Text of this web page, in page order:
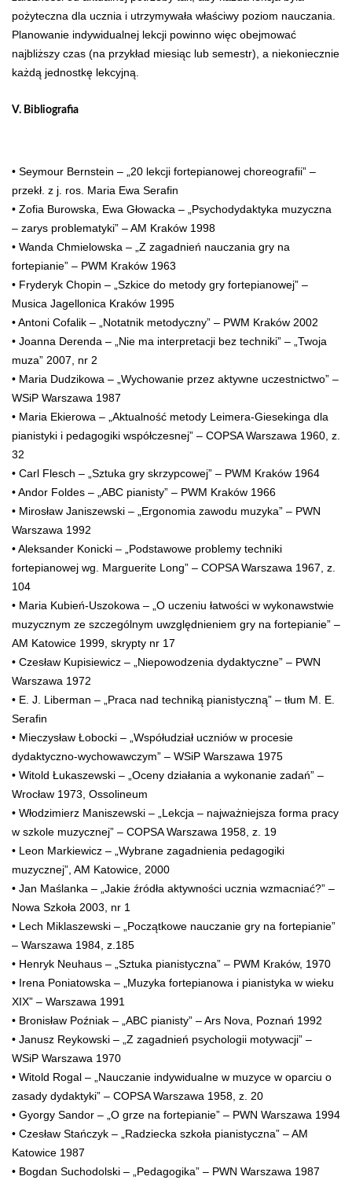
pożyteczna dla ucznia i utrzymywała właściwy poziom nauczania.
Planowanie indywidualnej lekcji powinno więc obejmować
najbliższy czas (na przykład miesiąc lub semestr), a niekoniecznie
każdą jednostkę lekcyjną.
V. Bibliografia
• Seymour Bernstein – „20 lekcji fortepianowej choreografii” –
przekł. z j. ros. Maria Ewa Serafin
• Zofia Burowska, Ewa Głowacka – „Psychodydaktyka muzyczna
– zarys problematyki” – AM Kraków 1998
• Wanda Chmielowska – „Z zagadnień nauczania gry na
fortepianie” – PWM Kraków 1963
• Fryderyk Chopin – „Szkice do metody gry fortepianowej” –
Musica Jagellonica Kraków 1995
• Antoni Cofalik – „Notatnik metodyczny” – PWM Kraków 2002
• Joanna Derenda – „Nie ma interpretacji bez techniki” – „Twoja
muza” 2007, nr 2
• Maria Dudzikowa – „Wychowanie przez aktywne uczestnictwo” –
WSiP Warszawa 1987
• Maria Ekierowa – „Aktualność metody Leimera-Giesekinga dla
pianistyki i pedagogiki współczesnej” – COPSA Warszawa 1960, z.
32
• Carl Flesch – „Sztuka gry skrzypcowej” – PWM Kraków 1964
• Andor Foldes – „ABC pianisty” – PWM Kraków 1966
• Mirosław Janiszewski – „Ergonomia zawodu muzyka” – PWN
Warszawa 1992
• Aleksander Konicki – „Podstawowe problemy techniki
fortepianowej wg. Marguerite Long” – COPSA Warszawa 1967, z.
104
• Maria Kubień-Uszokowa – „O uczeniu łatwości w wykonawstwie
muzycznym ze szczególnym uwzględnieniem gry na fortepianie” –
AM Katowice 1999, skrypty nr 17
• Czesław Kupisiewicz – „Niepowodzenia dydaktyczne” – PWN
Warszawa 1972
• E. J. Liberman – „Praca nad techniką pianistyczną” – tłum M. E.
Serafin
• Mieczysław Łobocki – „Współudział uczniów w procesie
dydaktyczno-wychowawczym” – WSiP Warszawa 1975
• Witold Łukaszewski – „Oceny działania a wykonanie zadań” –
Wrocław 1973, Ossolineum
• Włodzimierz Maniszewski – „Lekcja – najważniejsza forma pracy
w szkole muzycznej” – COPSA Warszawa 1958, z. 19
• Leon Markiewicz – „Wybrane zagadnienia pedagogiki
muzycznej”, AM Katowice, 2000
• Jan Maślanka – „Jakie źródła aktywności ucznia wzmacniać?” –
Nowa Szkoła 2003, nr 1
• Lech Miklaszewski – „Początkowe nauczanie gry na fortepianie”
– Warszawa 1984, z.185
• Henryk Neuhaus – „Sztuka pianistyczna” – PWM Kraków, 1970
• Irena Poniatowska – „Muzyka fortepianowa i pianistyka w wieku
XIX” – Warszawa 1991
• Bronisław Poźniak – „ABC pianisty” – Ars Nova, Poznań 1992
• Janusz Reykowski – „Z zagadnień psychologii motywacji” –
WSiP Warszawa 1970
• Witold Rogal – „Nauczanie indywidualne w muzyce w oparciu o
zasady dydaktyki” – COPSA Warszawa 1958, z. 20
• Gyorgy Sandor – „O grze na fortepianie” – PWN Warszawa 1994
• Czesław Stańczyk – „Radziecka szkoła pianistyczna” – AM
Katowice 1987
• Bogdan Suchodolski – „Pedagogika” – PWN Warszawa 1987